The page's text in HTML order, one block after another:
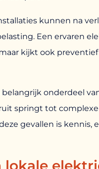
kunnen na
Een ervaren
kijkt ook preventief
onderdeel
springt tot
gevallen is kennis,